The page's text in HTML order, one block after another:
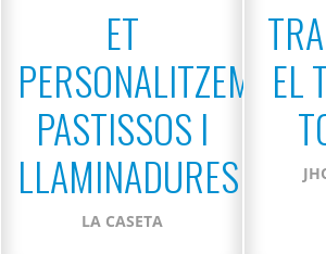
ET
PERSONALITZEM
PASTISSOS I
LLAMINADURES
LA CASETA
EL